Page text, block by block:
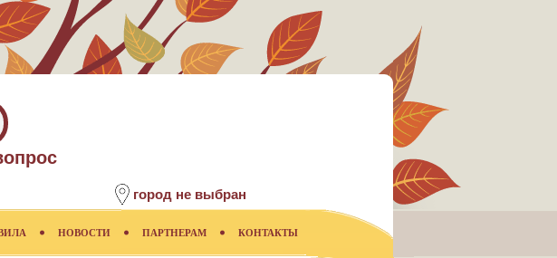
город не выбран
НОВОСТИ ПАРТНЕРАМ КОНТАКТЫ